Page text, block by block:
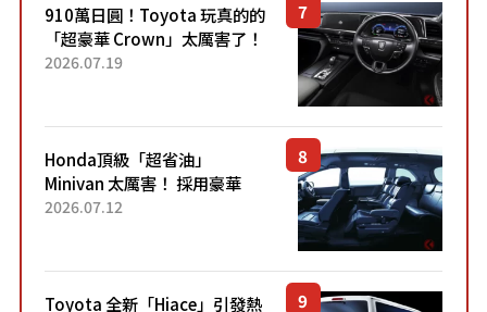
910萬日圓！Toyota 玩真的的
「超豪華 Crown」太厲害了！
採用由「匠人技藝」打造的
2026.07.19
Honda頂級「超省油」
Minivan 太厲害！ 採用豪華
「真皮座椅」與專屬「黑色內
「三...
2026.07.12
Toyota 全新「Hiace」引發熱